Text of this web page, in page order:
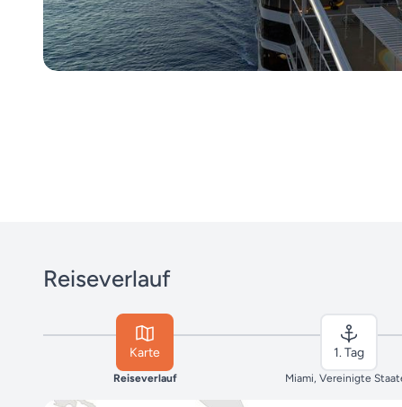
Reiseverlauf
Karte
Reiseverlauf
1. Tag
Miami, Vereinigte